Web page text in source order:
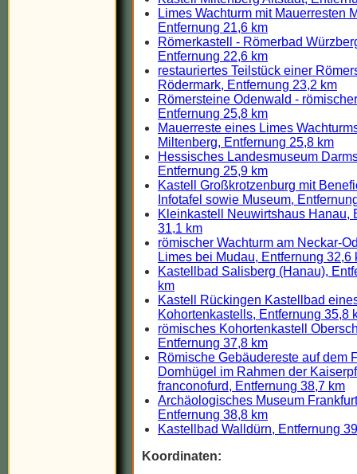
Limes Wachturm mit Mauerresten
Entfernung 21,6 km
Römerkastell - Römerbad
Entfernung 22,6 km
restauriertes Teilstück einer
Rödermark, Entfernung 23,2 km
Römersteine Odenwald -
Entfernung 25,8 km
Mauerreste eines Limes
Miltenberg, Entfernung 25,8 km
Hessisches Landesmuseum
Entfernung 25,9 km
Kastell Großkrotzenburg mit
Infotafel sowie Museum,
Kleinkastell Neuwirtshaus Hanau,
31,1 km
römischer Wachturm am Neckar-
Limes bei Mudau, Entfernung 32,6
Kastellbad Salisberg (Hanau),
km
Kastell Rückingen Kastellbad
Kohortenkastells, Entfernung 35,8
römisches Kohortenkastell
Entfernung 37,8 km
Römische Gebäudereste auf dem
Domhügel im Rahmen der
franconofurd, Entfernung 38,7 km
Archäologisches Museum
Entfernung 38,8 km
Kastellbad Walldürn, Entfernung
Koordinaten: